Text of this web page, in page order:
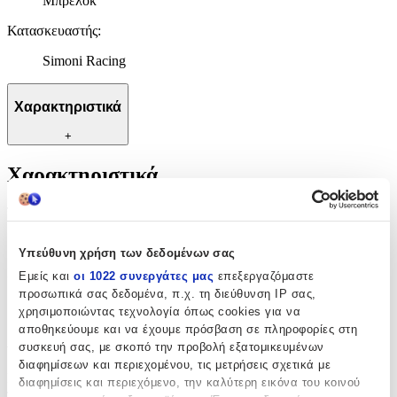
Υπεύθυνη χρήση των δεδομένων σας
Εμείς και οι 1022 συνεργάτες μας επεξεργαζόμαστε
προσωπικά σας δεδομένα, π.χ. τη διεύθυνση IP σας,
χρησιμοποιώντας τεχνολογία όπως cookies για να
αποθηκεύουμε και να έχουμε πρόσβαση σε πληροφορίες στη
συσκευή σας, με σκοπό την προβολή εξατομικευμένων
διαφημίσεων και περιεχομένου, τις μετρήσεις σχετικά με
διαφημίσεις και περιεχόμενο, την καλύτερη εικόνα του κοινού
Κατασκευαστής:
Simoni Racing
Χαρακτηριστικά
+
Χαρακτηριστικά
Κατασκευαστής:
Simoni Racing
Αξιολογήσεις
Προς το παρόν δεν υπάρχουν άλλες αξιολογήσεις. Όταν
προστεθούν, θα εμφανιστούν εδώ.